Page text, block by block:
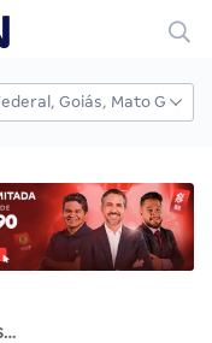
Concurso TSE Unificado: o que estudar para Direito Eleitoral?